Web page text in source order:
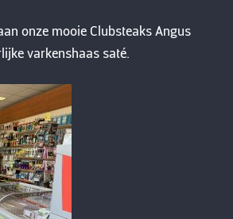
onze mooie Clubsteaks Angus
varkenshaas saté.